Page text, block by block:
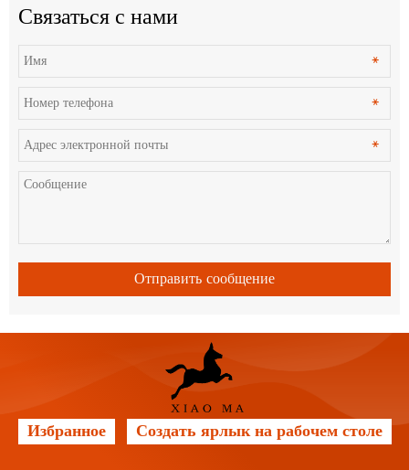
Связаться с нами
Отправить сообщение
Избранное Создать ярлык на рабочем столе